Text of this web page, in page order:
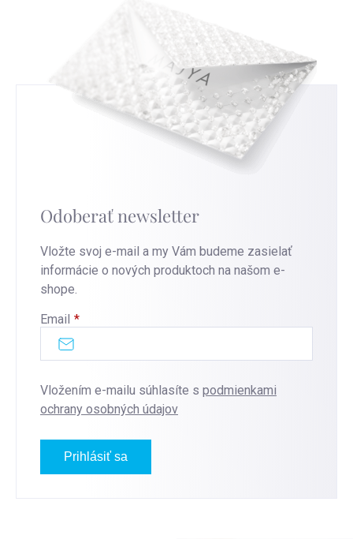
Odoberať newsletter
Vložte svoj e-mail a my Vám budeme zasielať
informácie o nových produktoch na našom e-
shope.
Email
Vložením e-mailu súhlasíte s podmienkami
ochrany osobných údajov
Prihlásiť sa